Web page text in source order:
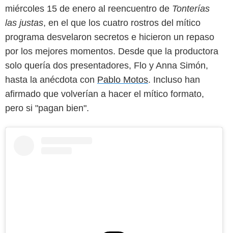
miércoles 15 de enero al reencuentro de Tonterías
las justas, en el que los cuatro rostros del mítico
programa desvelaron secretos e hicieron un repaso
por los mejores momentos. Desde que la productora
solo quería dos presentadores, Flo y Anna Simón,
hasta la anécdota con Pablo Motos. Incluso han
afirmado que volverían a hacer el mítico formato,
pero si "pagan bien".